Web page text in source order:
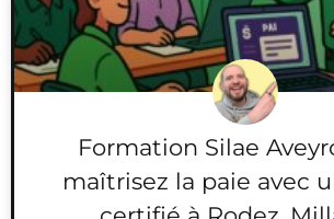
Formation Silae
maîtrisez la paie avec